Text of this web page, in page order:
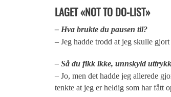
LAGET «NOT TO DO-LIST»
– Hva brukte du pausen til?
– Jeg hadde trodd at jeg skulle
– Så du fikk ikke, unnskyld
– Jo, men det hadde jeg allerede
tenkte at jeg er heldig som har fått